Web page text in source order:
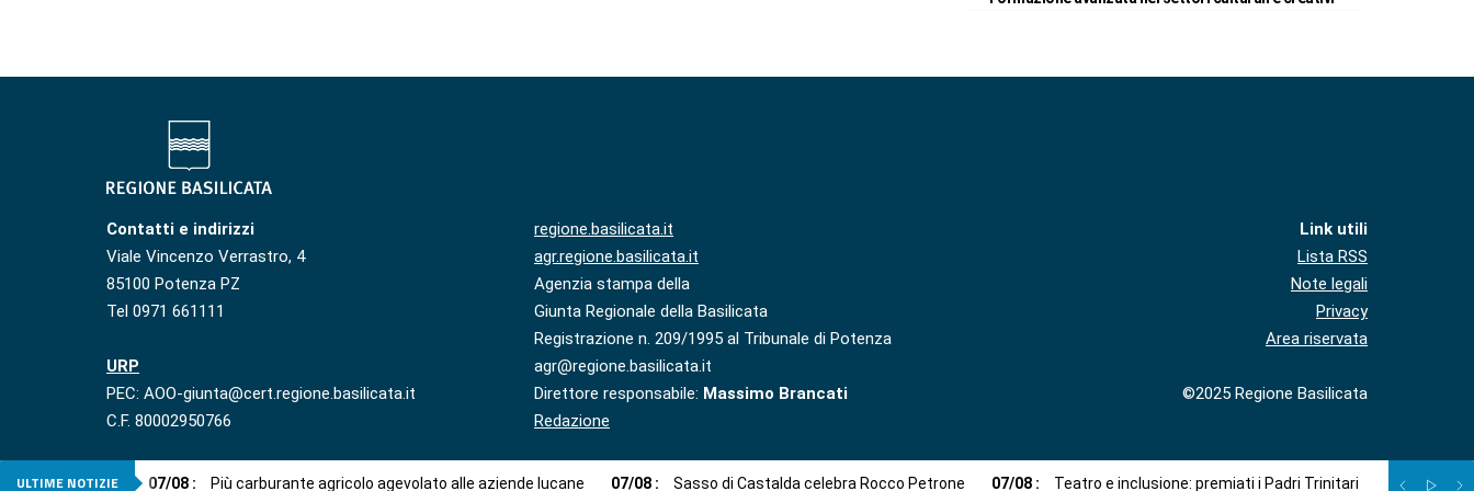
Contatti e indirizzi
Viale Vincenzo Verrastro, 4
85100 Potenza PZ
Tel 0971 661111
URP
PEC: AOO-giunta@cert.regione.basilicata.it
C.F. 80002950766
regione.basilicata.it
agr.regione.basilicata.it
Agenzia stampa della
Giunta Regionale della Basilicata
Registrazione n. 209/1995 al Tribunale di Potenza
agr@regione.basilicata.it
Direttore responsabile: Massimo Brancati
Redazione
Link utili
Lista RSS
Note legali
Privacy
Area riservata
©2025 Regione Basilicata
ULTIME NOTIZIE 07/08 : Più carburante agricolo agevolato alle aziende lucane 07/08 : Sasso di Castalda celebra Rocco Petrone 07/08 : Teatro e inclusione: premiati i Padri Trinitari 07/ 08: